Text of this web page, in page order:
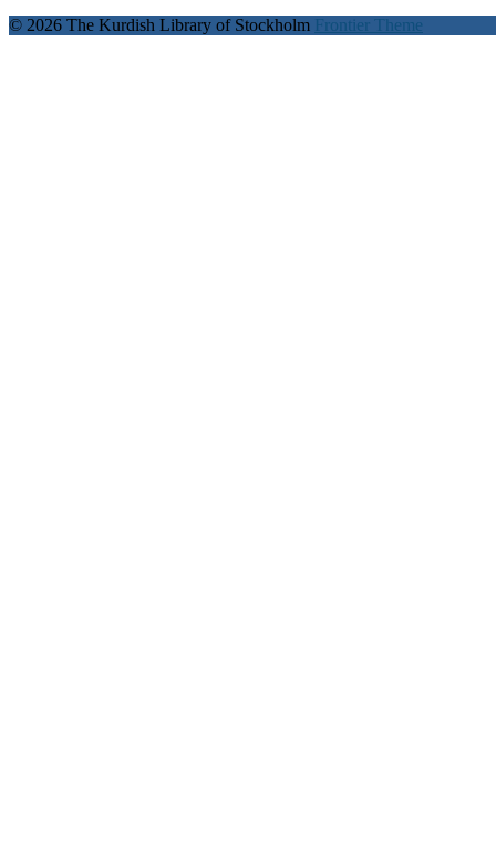
© 2026 The Kurdish Library of Stockholm Frontier Theme